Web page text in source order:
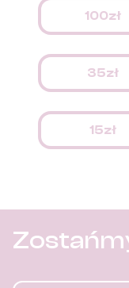
100zł
35zł
15zł